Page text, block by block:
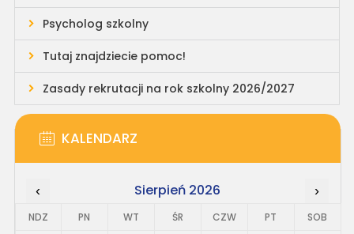
Psycholog szkolny
Tutaj znajdziecie pomoc!
Zasady rekrutacji na rok szkolny 2026/2027
KALENDARZ
‹ Sierpień 2026 ›
NDZ PN WT ŚR CZW PT
SOB